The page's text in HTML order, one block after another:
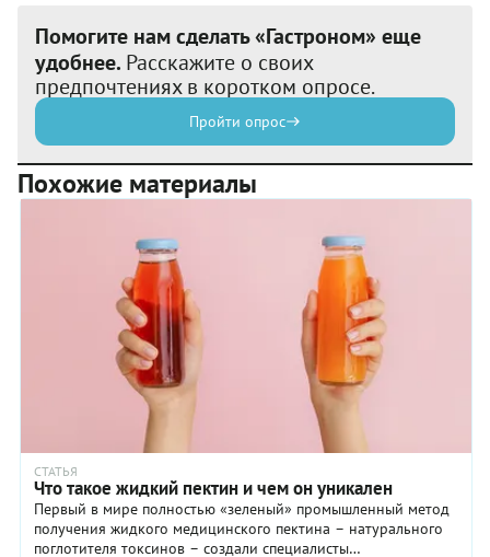
Помогите нам сделать «Гастроном» еще
удобнее. Расскажите о своих
предпочтениях в коротком опросе.
Пройти опрос
Похожие материалы
СТАТЬЯ
Что такое жидкий пектин и чем он уникален
Первый в мире полностью «зеленый» промышленный метод
получения жидкого медицинского пектина – натурального
поглотителя токсинов – создали специалисты